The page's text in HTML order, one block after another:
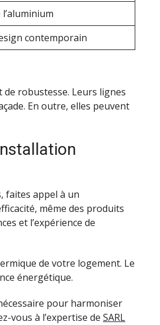
contemporain
robustesse. Leurs lignes
En outre, elles peuvent
faites appel à un
même des produits
et l’expérience de
de votre logement. Le
énergétique.
pour harmoniser
vous à l’expertise de SARL